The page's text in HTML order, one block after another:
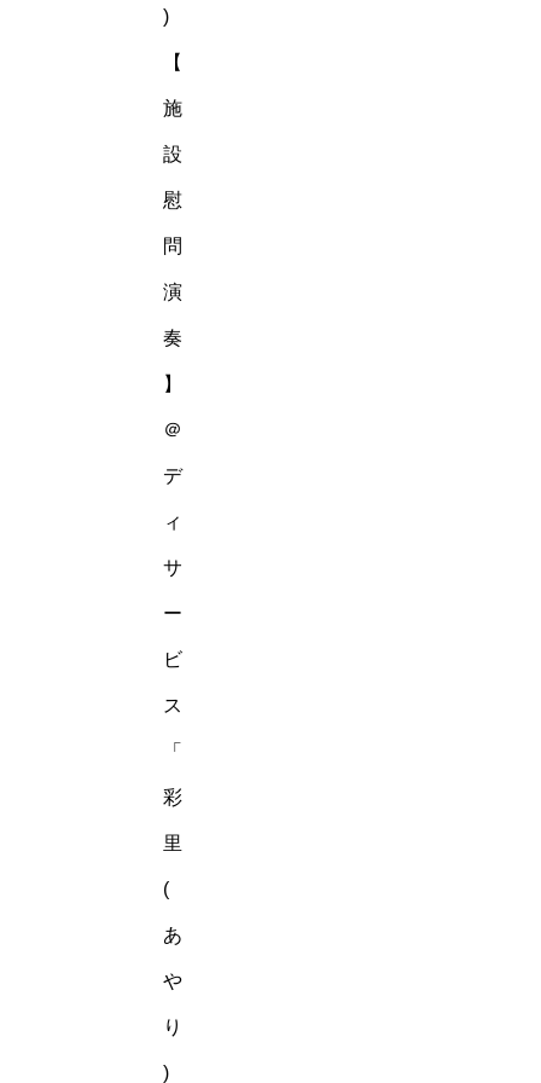
)
【
施
設
慰
問
演
奏
】
＠
デ
ィ
サ
ー
ビ
ス
「
彩
里
(
あ
や
り
)